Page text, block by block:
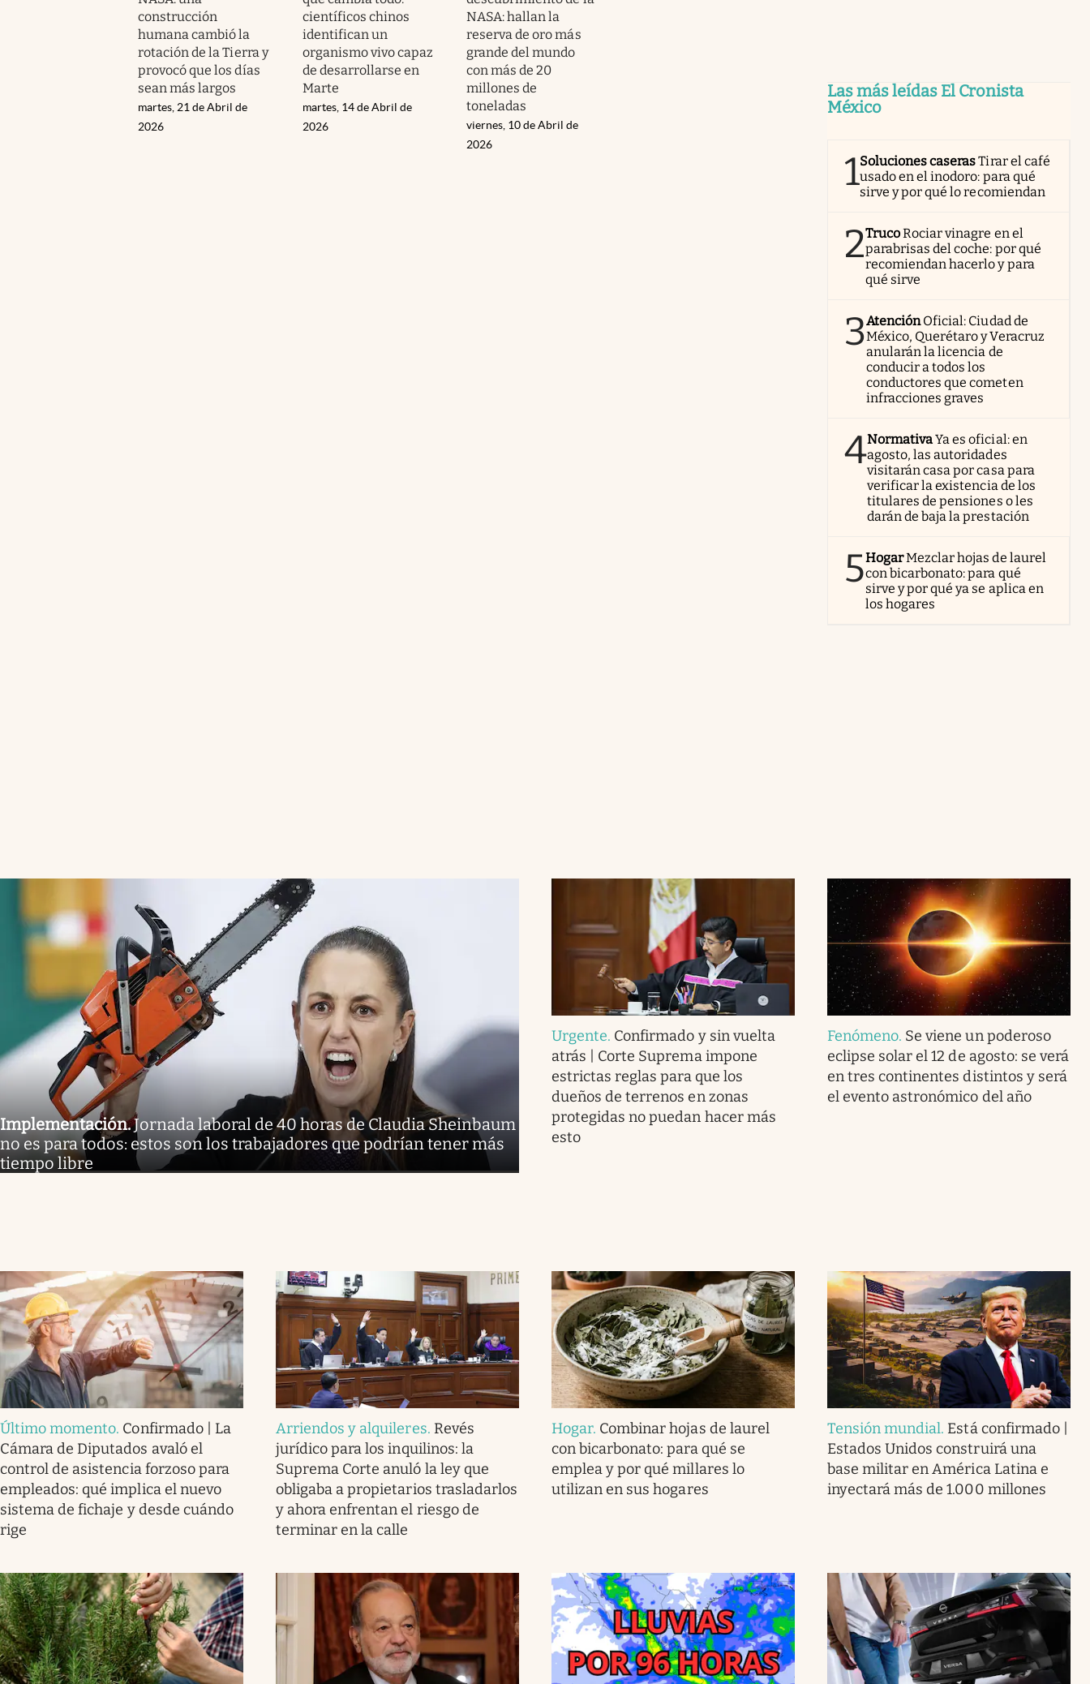
construcción
humana cambió la
rotación de la Tierra y
provocó que los días
sean más largos
martes, 21 de Abril de
2026
científicos chinos
identifican un
organismo vivo capaz
de desarrollarse en
Marte
martes, 14 de Abril de
2026
NASA: hallan la
reserva de oro más
grande del mundo
con más de 20
millones de
toneladas
viernes, 10 de Abril de
2026
Las más leídas El Cronista
México
1Soluciones caserasTirar el café
usado en el inodoro: para qué
sirve y por qué lo recomiendan
2TrucoRociar vinagre en el
parabrisas del coche: por qué
recomiendan hacerlo y para
qué sirve
3AtenciónOficial: Ciudad de
México, Querétaro y Veracruz
anularán la licencia de
conducir a todos los
conductores que cometen
infracciones graves
4NormativaYa es oficial: en
agosto, las autoridades
visitarán casa por casa para
verificar la existencia de los
titulares de pensiones o les
darán de baja la prestación
5HogarMezclar hojas de laurel
con bicarbonato: para qué
sirve y por qué ya se aplica en
los hogares
Implementación.Jornada laboral de 40 horas de Claudia Sheinbaum
no es para todos: estos son los trabajadores que podrían tener más
tiempo libre
Urgente. Confirmado y sin vuelta
atrás | Corte Suprema impone
estrictas reglas para que los
dueños de terrenos en zonas
protegidas no puedan hacer más
esto
Fenómeno. Se viene un poderoso
eclipse solar el 12 de agosto: se verá
en tres continentes distintos y será
el evento astronómico del año
Último momento. Confirmado | La
Cámara de Diputados avaló el
control de asistencia forzoso para
empleados: qué implica el nuevo
sistema de fichaje y desde cuándo
rige
Arriendos y alquileres. Revés
jurídico para los inquilinos: la
Suprema Corte anuló la ley que
obligaba a propietarios trasladarlos
y ahora enfrentan el riesgo de
terminar en la calle
Hogar. Combinar hojas de laurel
con bicarbonato: para qué se
emplea y por qué millares lo
utilizan en sus hogares
Tensión mundial. Está confirmado |
Estados Unidos construirá una
base militar en América Latina e
inyectará más de 1.000 millones